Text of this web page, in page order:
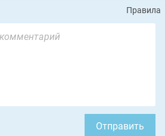
Правила
Отправить